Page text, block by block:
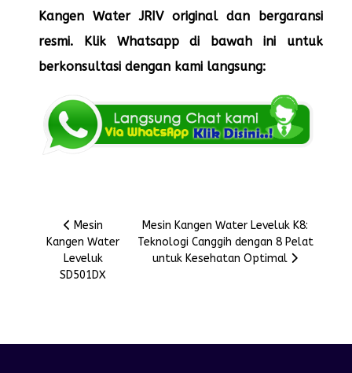
Kangen Water JRIV original dan bergaransi
resmi. Klik Whatsapp di bawah ini untuk
berkonsultasi dengan kami langsung:
Previous article: Mesin Kangen Water Leveluk SD501DX
Mesin
Kangen Water
Leveluk
SD501DX
Next article: Mesin Kangen Water
Mesin Kangen Water Leveluk K8:
Teknologi Canggih dengan 8 Pelat
untuk Kesehatan Optimal